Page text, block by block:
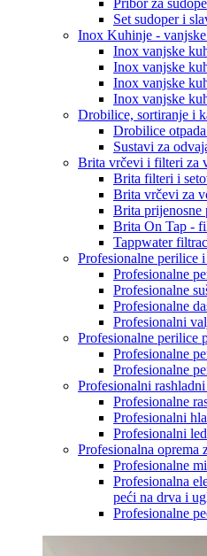
Pribor za
Set sudoper i
Inox Kuhinje -
Inox vanjske
Inox vanjske
Inox vanjske
Inox vanjske
Drobilice, sortiranje i
Drobilice
Sustavi za
Brita vrčevi i filteri za
Brita filteri i
Brita vrčevi za
Brita prijenosne
Brita On Tap -
Tappwater
Profesionalne perilice
Profesionalne
Profesionalne
Profesionalne
Profesionalni
Profesionalne perilice
Profesionalne
Profesionalne
Profesionalni
Profesionalne
Profesionalni
Profesionalni
Profesionalna oprema
Profesionalne
Profesionalna
peći na drva i
Profesionalne